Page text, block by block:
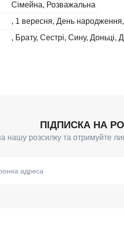
Сімейна
Розважальна
1 вересня День народження
Брату Сестрі Сину Доньці